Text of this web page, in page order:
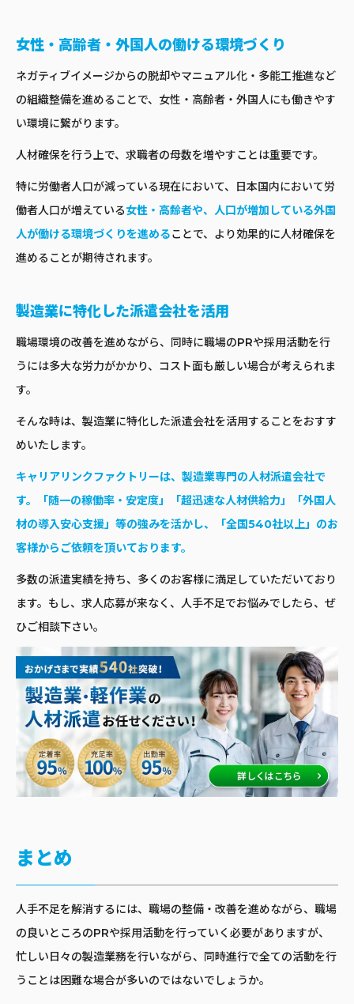
女性・高齢者・外国人の働ける環境づくり
ネガティブイメージからの脱却やマニュアル化・多能工推進など
の組織整備を進めることで、女性・高齢者・外国人にも働きやす
い環境に繋がります。
人材確保を行う上で、求職者の母数を増やすことは重要です。
特に労働者人口が減っている現在において、日本国内において労
働者人口が増えている女性・高齢者や、人口が増加している外国
人が働ける環境づくりを進めることで、より効果的に人材確保を
進めることが期待されます。
製造業に特化した派遣会社を活用
職場環境の改善を進めながら、同時に職場のPRや採用活動を行
うには多大な労力がかかり、コスト面も厳しい場合が考えられま
す。
そんな時は、製造業に特化した派遣会社を活用することをおすす
めいたします。
キャリアリンクファクトリーは、製造業専門の人材派遣会社で
す。「随一の稼働率・安定度」「超迅速な人材供給力」「外国人
材の導入安心支援」等の強みを活かし、「全国540社以上」のお
客様からご依頼を頂いております。
多数の派遣実績を持ち、多くのお客様に満足していただいており
ます。もし、求人応募が来なく、人手不足でお悩みでしたら、ぜ
ひご相談下さい。
まとめ
人手不足を解消するには、職場の整備・改善を進めながら、職場
の良いところのPRや採用活動を行っていく必要がありますが、
忙しい日々の製造業務を行いながら、同時進行で全ての活動を行
うことは困難な場合が多いのではないでしょうか。